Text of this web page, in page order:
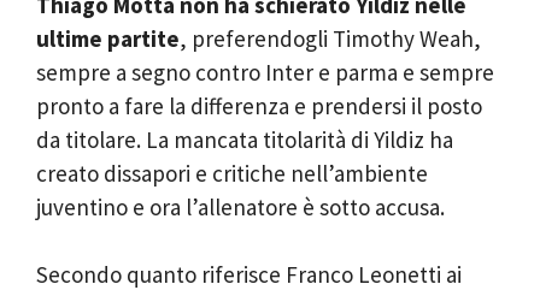
ultime partite, preferendogli Timothy Weah,
sempre a segno contro Inter e parma e sempre
pronto a fare la differenza e prendersi il posto
da titolare. La mancata titolarità di Yildiz ha
creato dissapori e critiche nell’ambiente
juventino e ora l’allenatore è sotto accusa.
Secondo quanto riferisce Franco Leonetti ai